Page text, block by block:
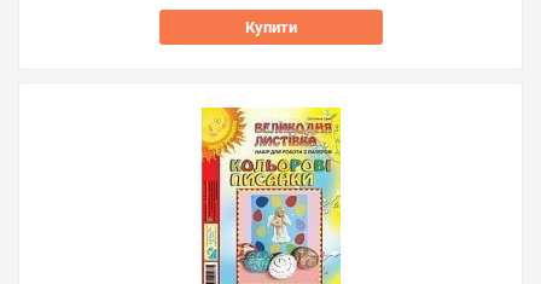
Купити